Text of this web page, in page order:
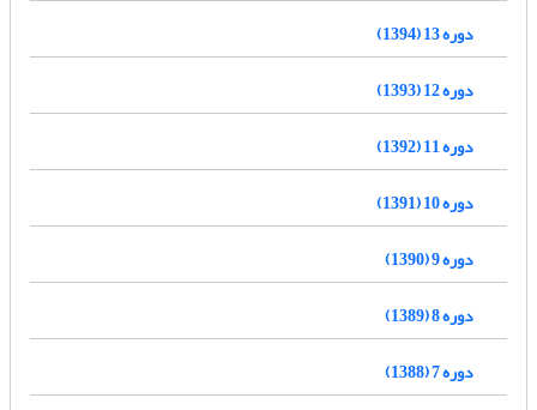
دوره 13 (1394)
دوره 12 (1393)
دوره 11 (1392)
دوره 10 (1391)
دوره 9 (1390)
دوره 8 (1389)
دوره 7 (1388)